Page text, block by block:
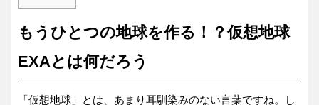
もうひとつの地球を作る！？仮想地球
EXAとは何だろう
「仮想地球」とは、あまり耳馴染みのない言葉ですね。し